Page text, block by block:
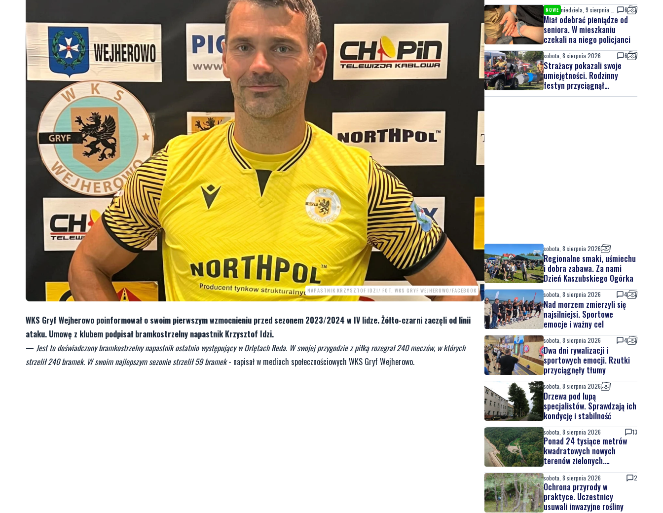
NAPASTNIK KRZYSZTOF IDZI/ FOT. WKS GRYF WEJHEROWO/FACEBOOK
WKS Gryf Wejherowo poinformował o swoim pierwszym wzmocnieniu przed sezonem 2023/2024 w IV lidze. Żółto-czarni zaczęli od linii
ataku. Umowę z klubem podpisał bramkostrzelny napastnik Krzysztof Idzi.
— Jest to doświadczony bramkostrzelny napastnik ostatnio występujący w Orlętach Reda. W swojej przygodzie z piłką rozegrał 240 meczów, w których
strzelił 240 bramek. W swoim najlepszym sezonie strzelił 59 bramek- napisał w mediach społecznościowych WKS Gryf Wejherowo.
NOWE 6
Miał odebrać pieniądze od
seniora. W mieszkaniu
czekali na niego policjanci
sobota, 8 sierpnia 2026 6
Strażacy pokazali swoje
umiejętności. Rodzinny
festyn przyciągnął
mieszkańców oraz gości
sobota, 8 sierpnia 2026
Regionalne smaki, uśmiechu
i dobra zabawa. Za nami
Dzień Kaszubskiego Ogórka
sobota, 8 sierpnia 2026 4
Nad morzem zmierzyli się
najsilniejsi. Sportowe
emocje i ważny cel
sobota, 8 sierpnia 2026 4
Dwa dni rywalizacji i
sportowych emocji. Rzutki
przyciągnęły tłumy
sobota, 8 sierpnia 2026
Drzewa pod lupą
specjalistów. Sprawdzają ich
kondycję i stabilność
sobota, 8 sierpnia 2026 13
Ponad 24 tysiące metrów
kwadratowych nowych
terenów zielonych.
Powstanie nowa przestrzeń
do wypoczynku
sobota, 8 sierpnia 2026 2
Ochrona przyrody w
praktyce. Uczestnicy
usuwali inwazyjne rośliny